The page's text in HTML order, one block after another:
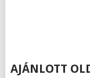
AJÁNLOTT